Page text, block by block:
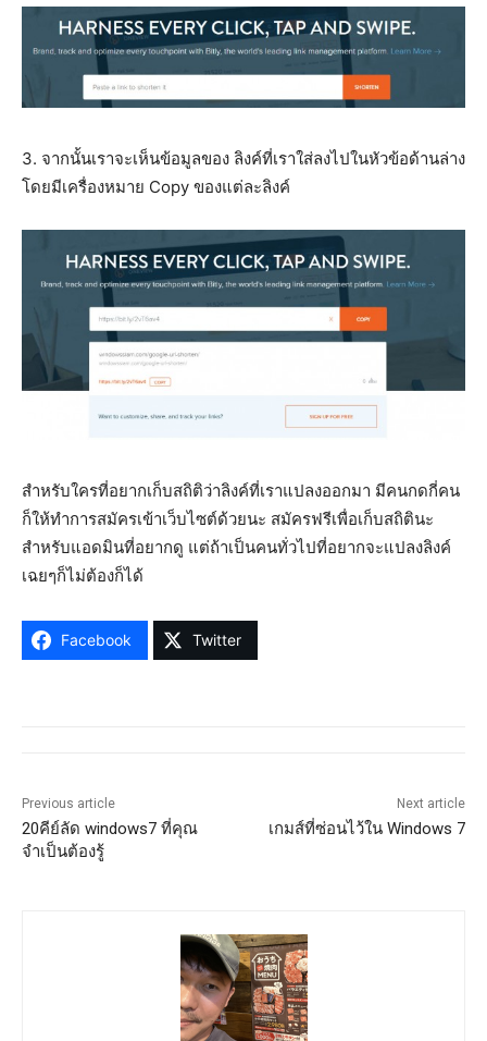
3. จากนั้นเราจะเห็นข้อมูลของ ลิงค์ที่เราใส่ลงไปในหัวข้อด้านล่าง
โดยมีเครื่องหมาย Copy ของแต่ละลิงค์
สำหรับใครที่อยากเก็บสถิติว่าลิงค์ที่เราแปลงออกมา มีคนกดกี่คน
ก็ให้ทำการสมัครเข้าเว็บไซต์ด้วยนะ สมัครฟรีเพื่อเก็บสถิตินะ
สำหรับแอดมินที่อยากดู แต่ถ้าเป็นคนทั่วไปที่อยากจะแปลงลิงค์
เฉยๆก็ไม่ต้องก็ได้
Facebook Twitter
Previous article
20คีย์ลัด windows7 ที่คุณ
จำเป็นต้องรู้
Next article
เกมส์ที่ซ่อนไว้ใน Windows 7